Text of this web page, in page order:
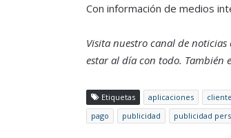
Con información de medios
Visita nuestro canal de noticias
estar al día con todo. También
Etiquetas aplicaciones cliente
pago
publicidad publicidad